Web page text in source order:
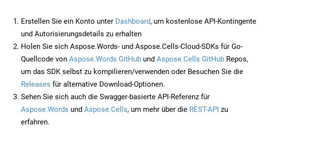
Erstellen Sie ein Konto unter Dashboard, um kostenlose API-Kontingente
und Autorisierungsdetails zu erhalten
Holen Sie sich Aspose.Words- und Aspose.Cells-Cloud-SDKs für Go-
Quellcode von Aspose.Words GitHub und Aspose.Cells GitHub Repos,
um das SDK selbst zu kompilieren/verwenden oder Besuchen Sie die
Releases für alternative Download-Optionen.
Sehen Sie sich auch die Swagger-basierte API-Referenz für
Aspose.Words und Aspose.Cells, um mehr über die REST-API zu
erfahren.